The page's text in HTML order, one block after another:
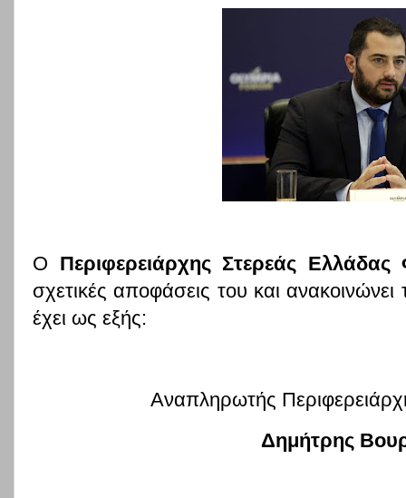
Ο Περιφερειάρχης Στερεάς
σχετικές αποφάσεις του και
έχει ως εξής:
Αναπληρωτής
Δημήτρης